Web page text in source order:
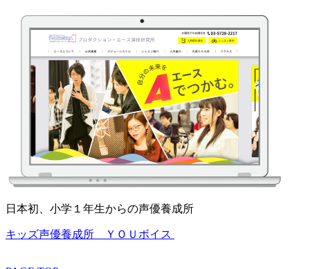
日本初、小学１年生からの声優養成所
キッズ声優養成所 ＹＯＵボイス